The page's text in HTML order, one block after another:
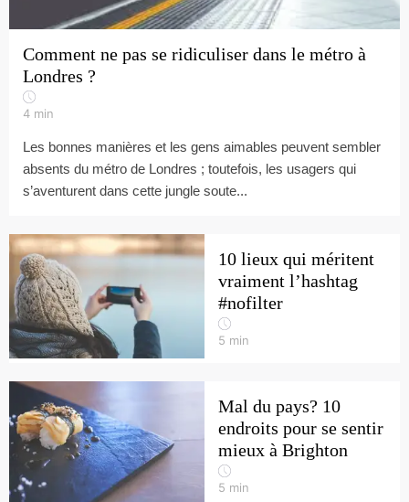
Comment ne pas se ridiculiser dans le métro à
Londres ?
4 min
Les bonnes manières et les gens aimables peuvent sembler
absents du métro de Londres ; toutefois, les usagers qui
s’aventurent dans cette jungle soute...
10 lieux qui méritent
vraiment l’hashtag
#nofilter
5 min
Mal du pays? 10
endroits pour se sentir
mieux à Brighton
5 min